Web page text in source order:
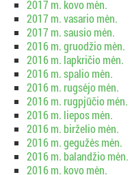
2017 m. kovo mėn.
2017 m. vasario mėn.
2017 m. sausio mėn.
2016 m. gruodžio mėn.
2016 m. lapkričio mėn.
2016 m. spalio mėn.
2016 m. rugsėjo mėn.
2016 m. rugpjūčio mėn.
2016 m. liepos mėn.
2016 m. birželio mėn.
2016 m. gegužės mėn.
2016 m. balandžio mėn.
2016 m. kovo mėn.